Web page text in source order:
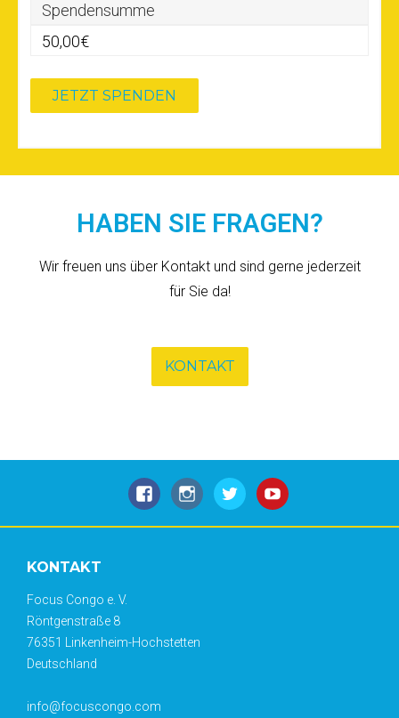
Spendensumme
50,00€
HABEN SIE FRAGEN?
Wir freuen uns über Kontakt und sind gerne jederzeit
für Sie da!
KONTAKT
KONTAKT
Focus Congo e. V.
Röntgenstraße 8
76351 Linkenheim-Hochstetten
Deutschland
info@focuscongo.com